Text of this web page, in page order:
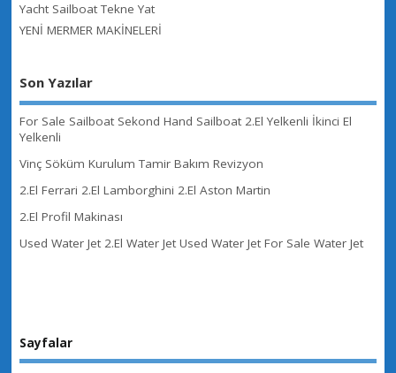
Yacht Sailboat Tekne Yat
YENİ MERMER MAKİNELERİ
Son Yazılar
For Sale Sailboat Sekond Hand Sailboat 2.El Yelkenli İkinci El
Yelkenli
Vinç Söküm Kurulum Tamir Bakım Revizyon
2.El Ferrari 2.El Lamborghini 2.El Aston Martin
2.El Profil Makinası
Used Water Jet 2.El Water Jet Used Water Jet For Sale Water Jet
Sayfalar